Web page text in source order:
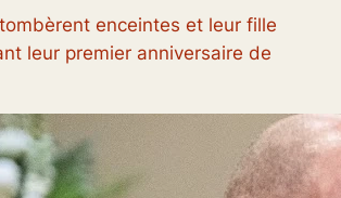
enceintes et leur fille
leur premier anniversaire de